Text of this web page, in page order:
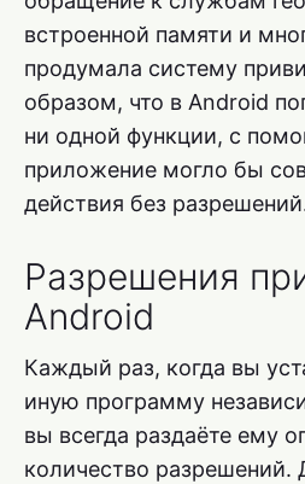
встроенной памяти и
продумала систему
образом, что в Android
ни одной функции, с
приложение могло бы
действия без
Разрешения
Android
Каждый раз, когда вы
иную программу
вы всегда раздаёте ему
количество разрешений.